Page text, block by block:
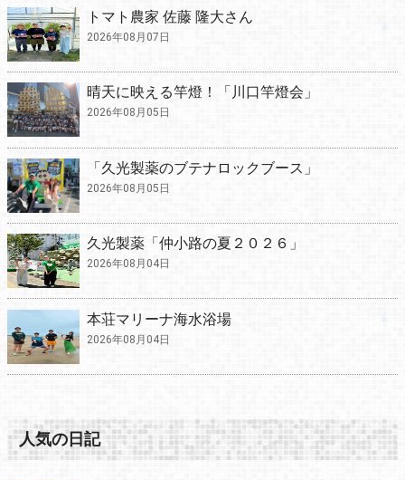
トマト農家 佐藤 隆大さん
2026年08月07日
晴天に映える竿燈！「川口竿燈会」
2026年08月05日
「久光製薬のブテナロックブース」
2026年08月05日
久光製薬「仲小路の夏２０２６」
2026年08月04日
本荘マリーナ海水浴場
2026年08月04日
人気の日記